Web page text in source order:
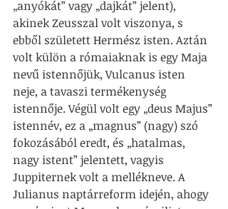
„anyókát” vagy „dajkát” jelent),
akinek Zeusszal volt viszonya, s
ebből született Hermész isten. Aztán
volt külön a rómaiaknak is egy Maja
nevű istennőjük, Vulcanus isten
neje, a tavaszi termékenység
istennője. Végül volt egy „deus Majus”
istennév, ez a „magnus” (nagy) szó
fokozásából eredt, és „hatalmas,
nagy istent” jelentett, vagyis
Juppiternek volt a mellékneve. A
Julianus naptárreform idején, ahogy